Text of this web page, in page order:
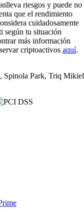
riesgos y puede no
que el rendimiento
cuidadosamente
según tu situación
más información
criptoactivos aquí.
Spinola Park, Triq Mikiel